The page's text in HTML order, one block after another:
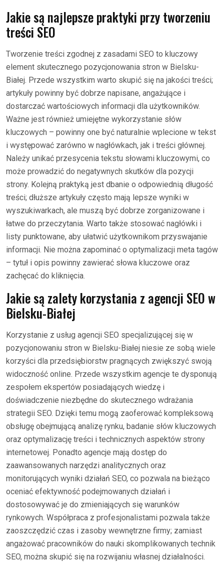
Jakie są najlepsze praktyki przy tworzeniu
treści SEO
Tworzenie treści zgodnej z zasadami SEO to kluczowy
element skutecznego pozycjonowania stron w Bielsku-
Białej. Przede wszystkim warto skupić się na jakości treści;
artykuły powinny być dobrze napisane, angażujące i
dostarczać wartościowych informacji dla użytkowników.
Ważne jest również umiejętne wykorzystanie słów
kluczowych – powinny one być naturalnie wplecione w tekst
i występować zarówno w nagłówkach, jak i treści głównej.
Należy unikać przesycenia tekstu słowami kluczowymi, co
może prowadzić do negatywnych skutków dla pozycji
strony. Kolejną praktyką jest dbanie o odpowiednią długość
treści; dłuższe artykuły często mają lepsze wyniki w
wyszukiwarkach, ale muszą być dobrze zorganizowane i
łatwe do przeczytania. Warto także stosować nagłówki i
listy punktowane, aby ułatwić użytkownikom przyswajanie
informacji. Nie można zapominać o optymalizacji meta tagów
– tytuł i opis powinny zawierać słowa kluczowe oraz
zachęcać do kliknięcia.
Jakie są zalety korzystania z agencji SEO w
Bielsku-Białej
Korzystanie z usług agencji SEO specjalizującej się w
pozycjonowaniu stron w Bielsku-Białej niesie ze sobą wiele
korzyści dla przedsiębiorstw pragnących zwiększyć swoją
widoczność online. Przede wszystkim agencje te dysponują
zespołem ekspertów posiadających wiedzę i
doświadczenie niezbędne do skutecznego wdrażania
strategii SEO. Dzięki temu mogą zaoferować kompleksową
obsługę obejmującą analizę rynku, badanie słów kluczowych
oraz optymalizację treści i technicznych aspektów strony
internetowej. Ponadto agencje mają dostęp do
zaawansowanych narzędzi analitycznych oraz
monitorujących wyniki działań SEO, co pozwala na bieżąco
oceniać efektywność podejmowanych działań i
dostosowywać je do zmieniających się warunków
rynkowych. Współpraca z profesjonalistami pozwala także
zaoszczędzić czas i zasoby wewnętrzne firmy; zamiast
angażować pracowników do nauki skomplikowanych technik
SEO, można skupić się na rozwijaniu własnej działalności.